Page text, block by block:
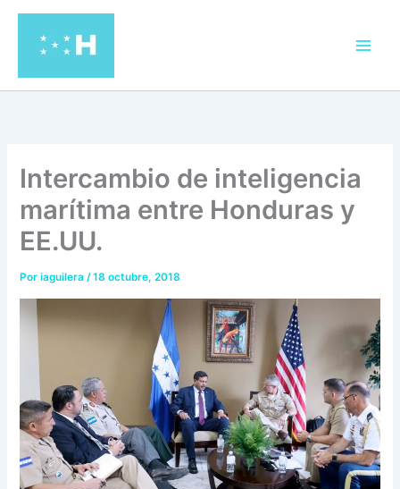
contenido
Intercambio de inteligencia
marítima entre Honduras y
EE.UU.
Poriaguilera/18 octubre, 2018